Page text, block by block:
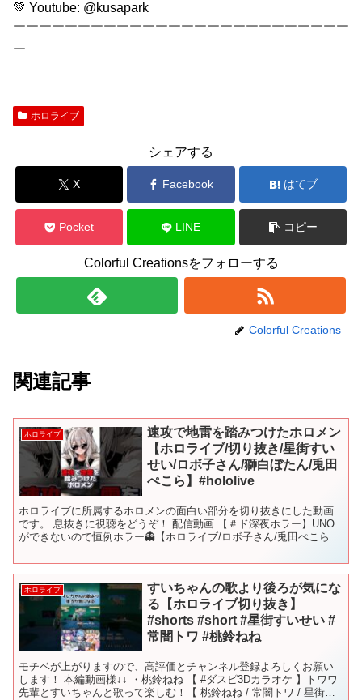
💚 Youtube: @kusapark
￣￣￣￣￣￣￣￣￣￣￣￣￣￣￣￣￣￣￣￣￣￣￣￣￣￣
￣
ホロライブ
シェアする
X Facebook はてブ
Pocket LINE コピー
Colorful Creationsをフォローする
Colorful Creations
関連記事
ホロライブ
速攻で地雷を踏みつけたホロメン
【ホロライブ/切り抜き/星街すい
せい/ロボ子さん/獅白ぼたん/兎田
ぺこら】#hololive
ホロライブに所属するホロメンの面白い部分を切り抜きにした動画
です。 息抜きに視聴をどうぞ！ 配信動画 【＃ド深夜ホラー】UNO
ができないので恒例ホラー👻【ホロライブ/ロボ子さん/兎田ぺこら/
ホロライブ
すいちゃんの歌より後ろが気にな
る【ホロライブ切り抜き】
#shorts #short #星街すいせい #
常闇トワ #桃鈴ねね
モチベが上がりますので、高評価とチャンネル登録よろしくお願い
します！ 本編動画様↓↓ ・桃鈴ねね 【 #ダスピ3Dカラオケ 】トワワ
先輩とすいちゃんと歌って楽しむ！【 桃鈴ねね / 常闇トワ / 星街す